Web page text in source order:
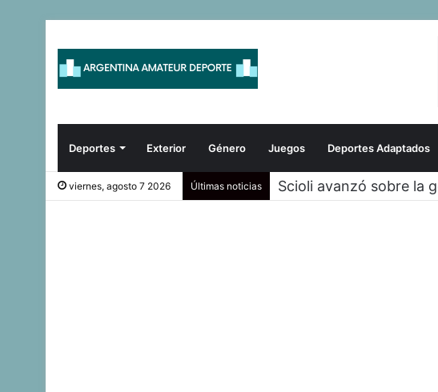
Deportes Exterior Género Juegos Deportes Adaptados
viernes, agosto 7 2026 Últimas noticias Scioli avanzó sobre la